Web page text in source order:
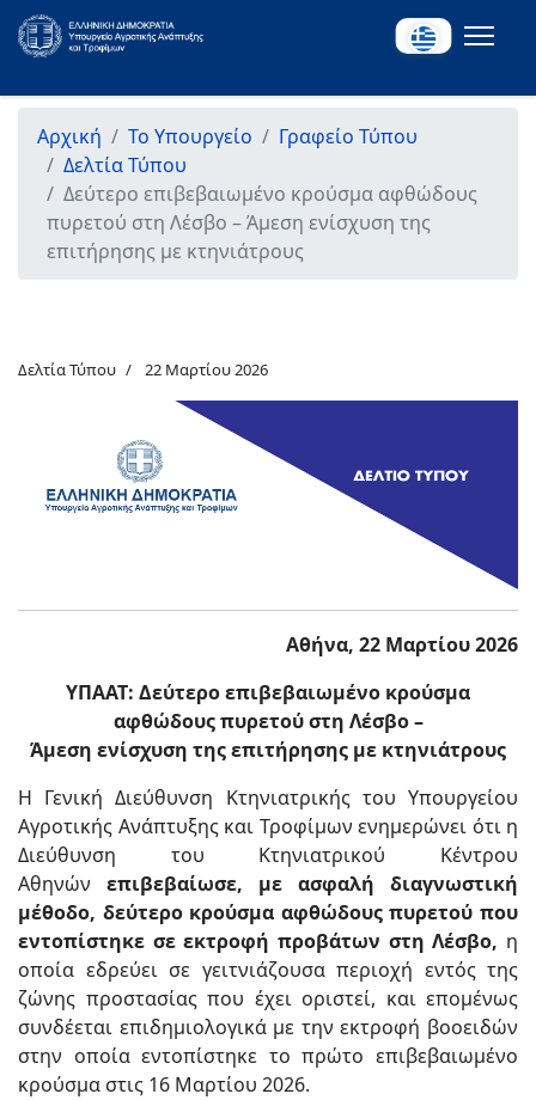
Αρχική Το Υπουργείο
Γραφείο Τύπου
Δελτία Τύπου
Δεύτερο επιβεβαιωμένο κρούσμα αφθώδους
πυρετού στη Λέσβο – Άμεση ενίσχυση της
επιτήρησης με κτηνιάτρους
Δελτία Τύπου 22 Μαρτίου 2026
Αθήνα, 22 Μαρτίου 2026
ΥΠΑΑΤ: Δεύτερο επιβεβαιωμένο κρούσμα
αφθώδους πυρετού στη Λέσβο –
Άμεση ενίσχυση της επιτήρησης με κτηνιάτρους
Η Γενική Διεύθυνση Κτηνιατρικής του Υπουργείου
Αγροτικής Ανάπτυξης και Τροφίμων ενημερώνει ότι η
Διεύθυνση του Κτηνιατρικού Κέντρου
Αθηνών επιβεβαίωσε, με ασφαλή διαγνωστική
μέθοδο, δεύτερο κρούσμα αφθώδους πυρετού που
εντοπίστηκε σε εκτροφή προβάτων στη Λέσβο, η
οποία εδρεύει σε γειτνιάζουσα περιοχή εντός της
ζώνης προστασίας που έχει οριστεί, και επομένως
συνδέεται επιδημιολογικά με την εκτροφή βοοειδών
στην οποία εντοπίστηκε το πρώτο επιβεβαιωμένο
κρούσμα στις 16 Μαρτίου 2026.